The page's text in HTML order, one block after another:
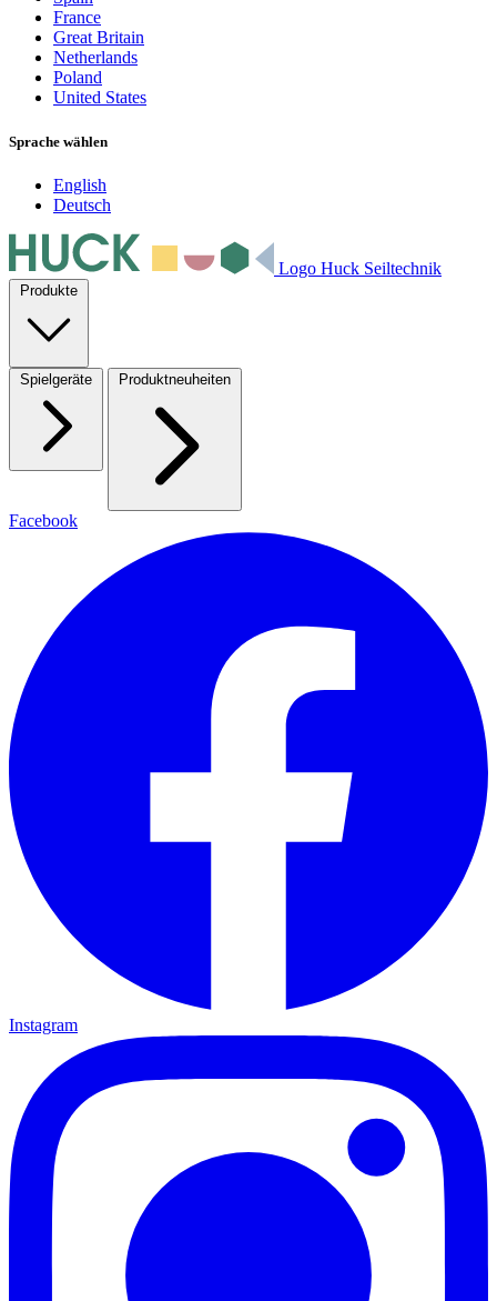
France
Great Britain
Netherlands
Poland
United States
Sprache wählen
English
Deutsch
Logo Huck Seiltechnik
Produkte
Spielgeräte Produktneuheiten
Facebook
Instagram